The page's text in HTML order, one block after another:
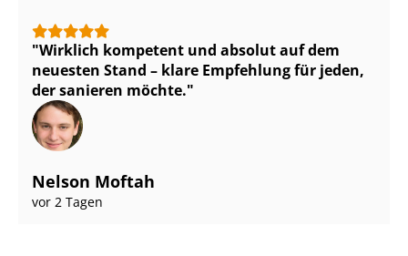
Wirklich kompetent und absolut auf dem
neuesten Stand – klare Empfehlung für jeden,
der sanieren möchte.
Nelson Moftah
vor 2 Tagen